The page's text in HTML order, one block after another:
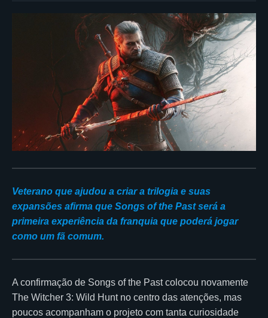
Veterano que ajudou a criar a trilogia e suas
expansões afirma que Songs of the Past será a
primeira experiência da franquia que poderá jogar
como um fã comum.
A confirmação de Songs of the Past colocou novamente
The Witcher 3: Wild Hunt no centro das atenções, mas
poucos acompanham o projeto com tanta curiosidade